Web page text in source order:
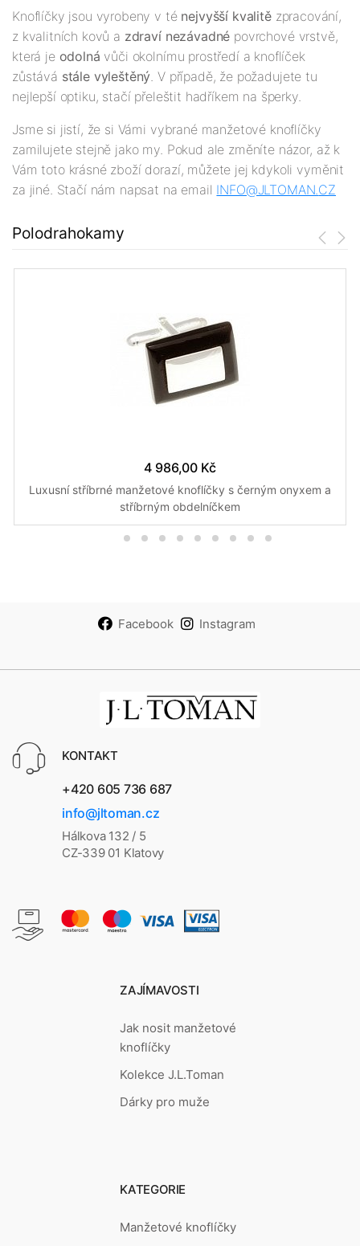
Knoflíčky jsou vyrobeny v té nejvyšší kvalitězpracování,
z kvalitních kovů a zdraví nezávadné povrchové vrstvě,
která je odolná vůči okolnímu prostředí a knoflíček
zůstává stále vyleštěný. V případě, že požadujete tu
nejlepší optiku, stačí přeleštit hadříkem na šperky.
Jsme si jistí, že si Vámi vybrané manžetové knoflíčky
zamilujete stejně jako my. Pokud ale změníte názor, až k
Vám toto krásné zboží dorazí, můžete jej kdykoli vyměnit
za jiné. Stačí nám napsat na email INFO@JLTOMAN.CZ
Polodrahokamy
4 986,00 Kč
Luxusní stříbrné manžetové knoflíčky s černým onyxem a
stříbrným obdelníčkem
Facebook Instagram
KONTAKT
+420 605 736 687
info@jltoman.cz
Hálkova 132 / 5
CZ-339 01 Klatovy
ZAJÍMAVOSTI
Jak nosit manžetové
knoflíčky
Kolekce J.L.Toman
Dárky pro muže
KATEGORIE
Manžetové knoflíčky